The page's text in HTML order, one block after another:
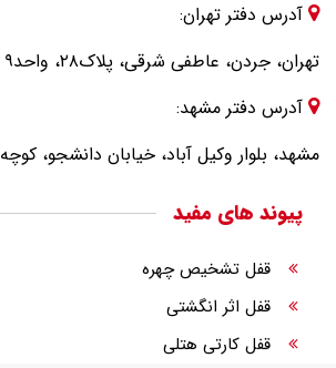
آدرس دفتر تهران:
تهران، جردن، عاطفی شرقی، پلاک۲۸، واحد۹
آدرس دفتر مشهد:
مشهد، بلوار وکیل آباد، خیابان دانشجو، کوچه 19 پلاک 33
پیوند های مفید
قفل تشخیص چهره
قفل اثر انگشتی
قفل کارتی هتلی